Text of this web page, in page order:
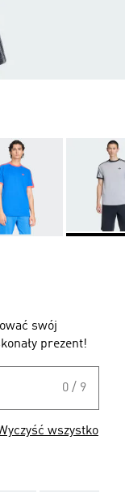
swój
prezent!
0 / 9
wszystko